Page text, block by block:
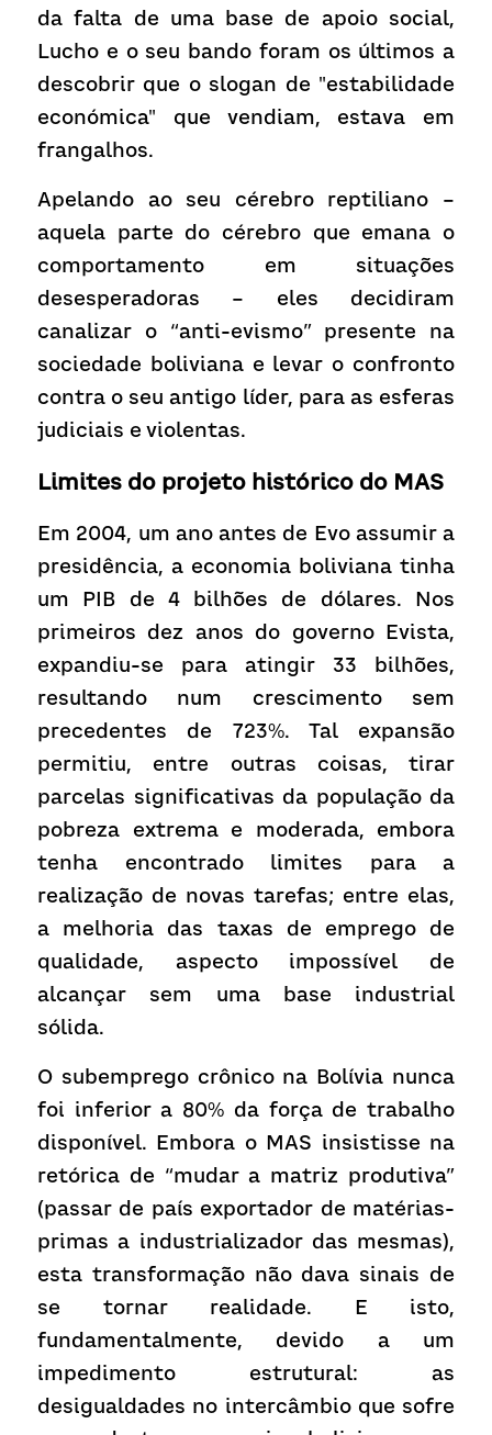
da falta de uma base de apoio social,
Lucho e o seu bando foram os últimos a
descobrir que o slogan de "estabilidade
económica" que vendiam, estava em
frangalhos.
Apelando ao seu cérebro reptiliano –
aquela parte do cérebro que emana o
comportamento em situações
desesperadoras – eles decidiram
canalizar o “anti-evismo” presente na
sociedade boliviana e levar o confronto
contra o seu antigo líder, para as esferas
judiciais e violentas.
Limites do projeto histórico do MAS
Em 2004, um ano antes de Evo assumir a
presidência, a economia boliviana tinha
um PIB de 4 bilhões de dólares. Nos
primeiros dez anos do governo Evista,
expandiu-se para atingir 33 bilhões,
resultando num crescimento sem
precedentes de 723%. Tal expansão
permitiu, entre outras coisas, tirar
parcelas significativas da população da
pobreza extrema e moderada, embora
tenha encontrado limites para a
realização de novas tarefas; entre elas,
a melhoria das taxas de emprego de
qualidade, aspecto impossível de
alcançar sem uma base industrial
sólida.
O subemprego crônico na Bolívia nunca
foi inferior a 80% da força de trabalho
disponível. Embora o MAS insistisse na
retórica de “mudar a matriz produtiva”
(passar de país exportador de matérias-
primas a industrializador das mesmas),
esta transformação não dava sinais de
se tornar realidade. E isto,
fundamentalmente, devido a um
impedimento estrutural: as
desigualdades no intercâmbio que sofre